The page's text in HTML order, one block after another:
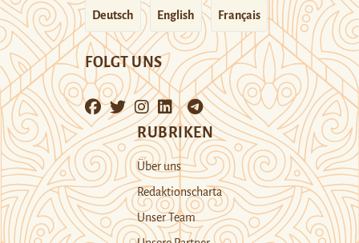
Deutsch English Français
FOLGT UNS
RUBRIKEN
Über uns
Redaktionscharta
Unser Team